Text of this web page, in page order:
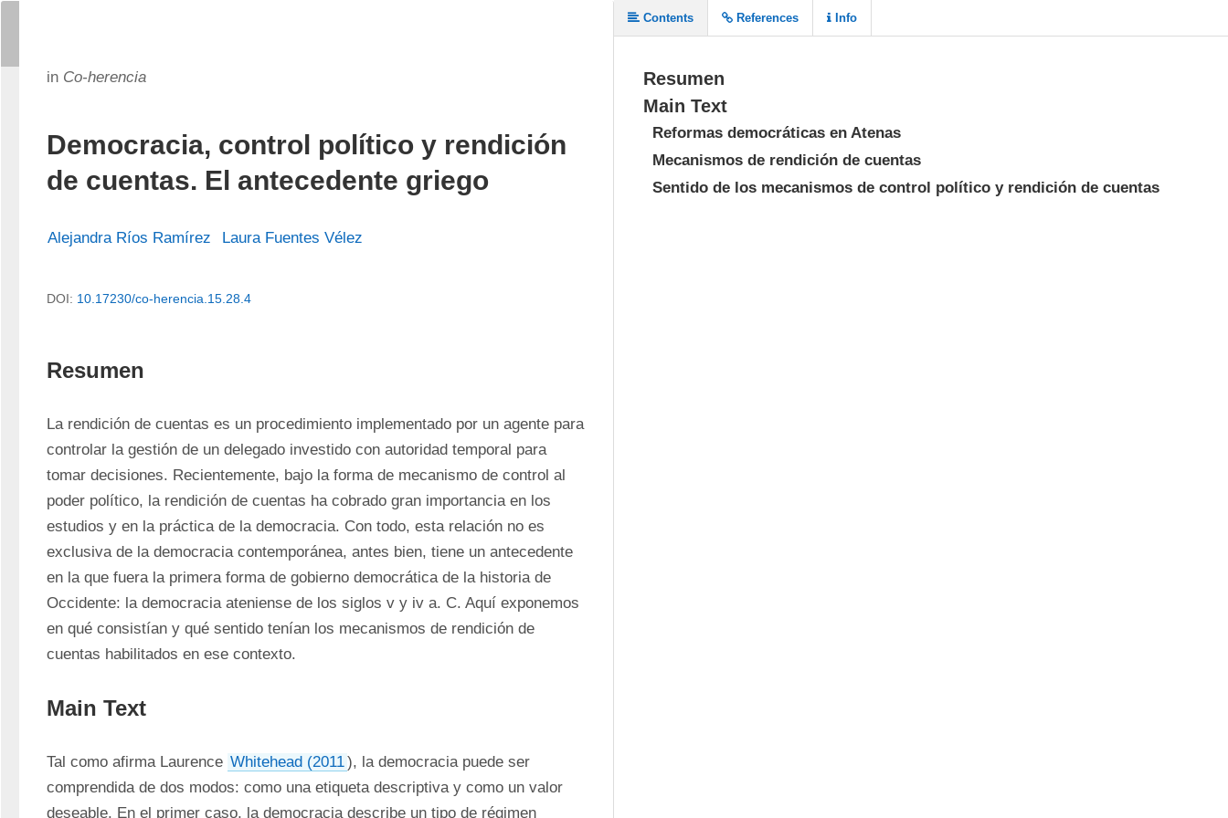
in Co-herencia
Democracia, control político y rendición
de cuentas. El antecedente griego
Alejandra Ríos Ramírez Laura Fuentes Vélez
DOI: 10.17230/co-herencia.15.28.4
Resumen
La rendición de cuentas es un procedimiento implementado por un agente para
controlar la gestión de un delegado investido con autoridad temporal para
tomar decisiones. Recientemente, bajo la forma de mecanismo de control al
poder político, la rendición de cuentas ha cobrado gran importancia en los
estudios y en la práctica de la democracia. Con todo, esta relación no es
exclusiva de la democracia contemporánea, antes bien, tiene un antecedente
en la que fuera la primera forma de gobierno democrática de la historia de
Occidente: la democracia ateniense de los siglos v y iv a. C. Aquí exponemos
en qué consistían y qué sentido tenían los mecanismos de rendición de
cuentas habilitados en ese contexto.
Main Text
Tal como afirma Laurence Whitehead (2011), la democracia puede ser
comprendida de dos modos: como una etiqueta descriptiva y como un valor
deseable. En el primer caso, la democracia describe un tipo de régimen
Resumen
Main Text
Reformas democráticas en Atenas
Mecanismos de rendición de cuentas
Sentido de los mecanismos de control político y rendición de cuentas
Contents References Info